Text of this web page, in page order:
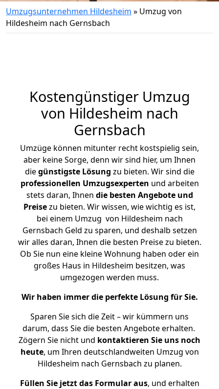
Umzugsunternehmen Hildesheim » Umzug von
Hildesheim nach Gernsbach
Kostengünstiger Umzug
von Hildesheim nach
Gernsbach
Umzüge können mitunter recht kostspielig sein,
aber keine Sorge, denn wir sind hier, um Ihnen
diegünstigste Lösung zu bieten. Wir sind die
professionellen Umzugsexperten und arbeiten
stets daran, Ihnen die besten Angebote und
Preisezu bieten. Wir wissen, wie wichtig es ist,
bei einem Umzug von Hildesheim nach
Gernsbach Geld zu sparen, und deshalb setzen
wir alles daran, Ihnen die besten Preise zu bieten.
Ob Sie nun eine kleine Wohnung haben oder ein
großes Haus in Hildesheim besitzen, was
umgezogen werden muss.
Wir haben immer die perfekte Lösung für Sie.
Sparen Sie sich die Zeit – wir kümmern uns
darum, dass Sie die besten Angebote erhalten.
Zögern Sie nicht und kontaktieren Sie uns noch
heute, um Ihren deutschlandweiten Umzug von
Hildesheim nach Gernsbach zu planen.
Füllen Sie jetzt das Formular aus, und erhalten